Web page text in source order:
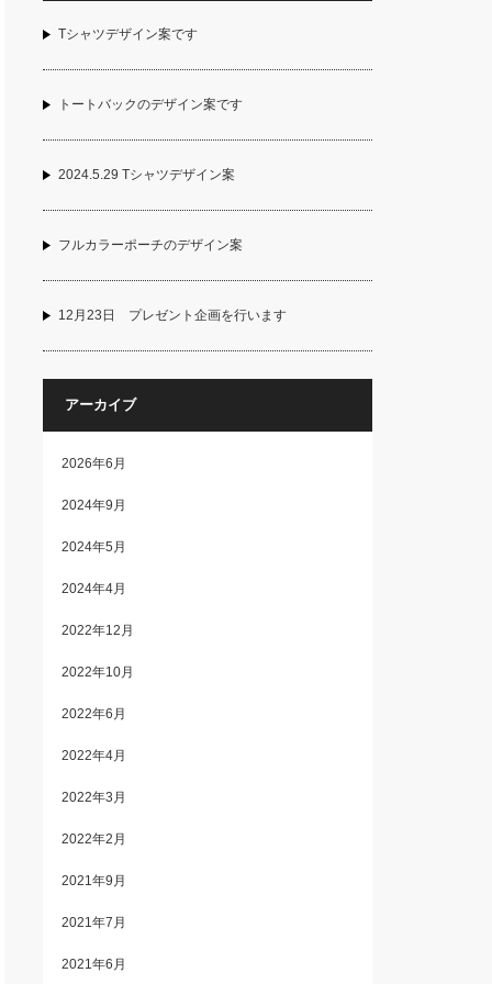
Tシャツデザイン案です
トートバックのデザイン案です
2024.5.29 Tシャツデザイン案
フルカラーポーチのデザイン案
12月23日 プレゼント企画を行います
アーカイブ
2026年6月
2024年9月
2024年5月
2024年4月
2022年12月
2022年10月
2022年6月
2022年4月
2022年3月
2022年2月
2021年9月
2021年7月
2021年6月